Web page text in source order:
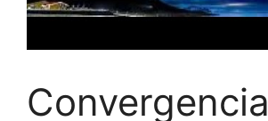
Convergencia